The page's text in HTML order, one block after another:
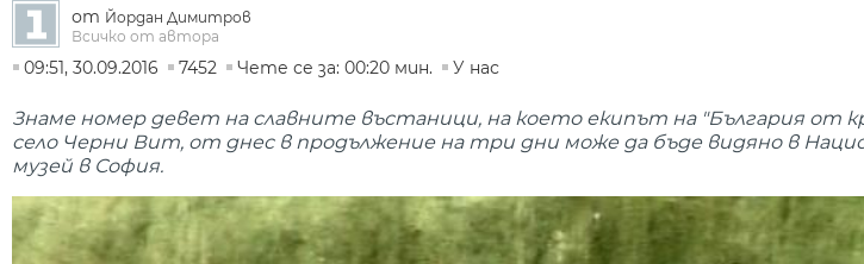
от Йордан Димитров
Всичко от автора
09:51, 30.09.2016
7452 Чете се за: 00:20 мин. У нас
Знаме номер девет на славните въстаници, на което екипът на "България от
село Черни Вит, от днес в продължение на три дни може да бъде видяно в
музей в София.